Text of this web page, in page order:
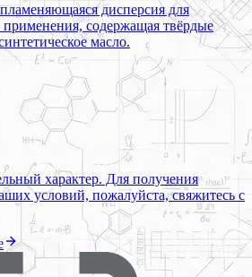
дисперсия для
применения, содержащая твёрдые
масло.
характер. Для получения
условий, пожалуйста, свяжитесь с